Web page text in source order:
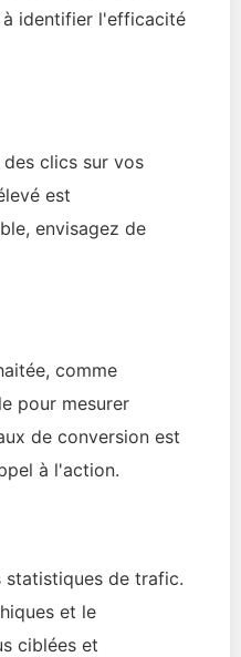
à identifier l'efficacité
clics sur vos
est
envisagez de
comme
pour mesurer
de conversion est
à l'action.
de trafic.
et le
ciblées et